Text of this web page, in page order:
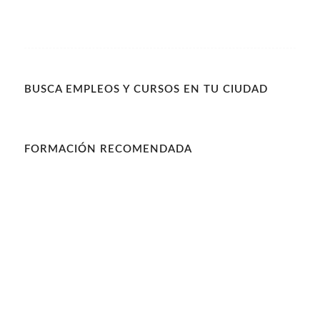
BUSCA EMPLEOS Y CURSOS EN TU CIUDAD
FORMACIÓN RECOMENDADA